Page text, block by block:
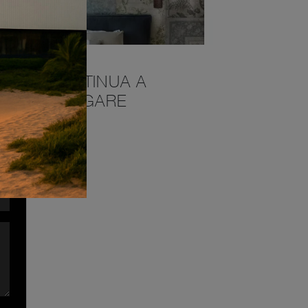
CONTINUA A
NAVIGARE